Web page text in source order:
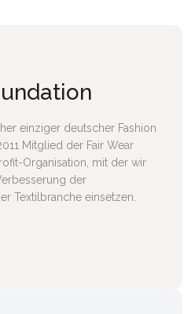
einziger deutscher Fashion
Mitglied der Fair Wear
Organisation, mit der wir
der
Textilbranche einsetzen.